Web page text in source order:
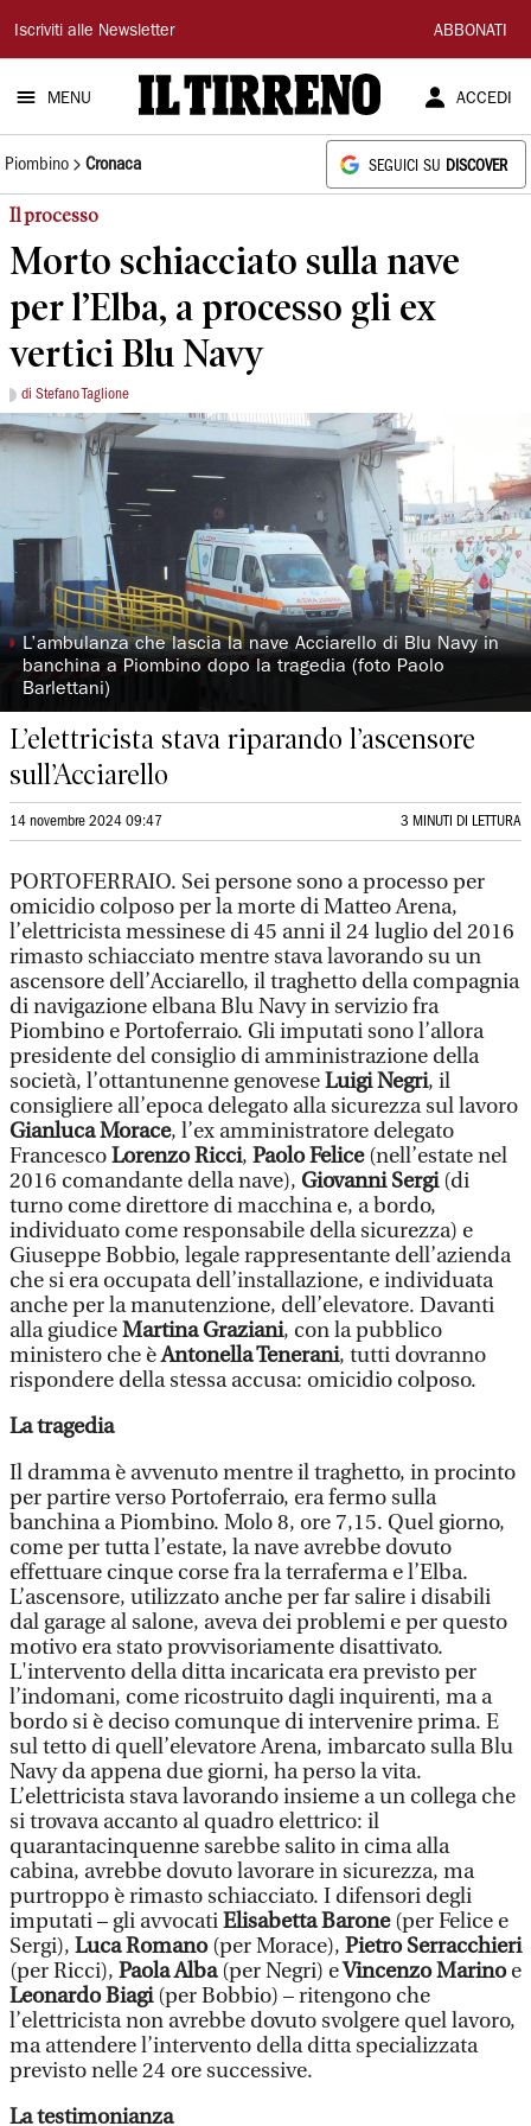
Il
Tirreno
Iscriviti alle Newsletter ABBONATI
MENU ACCEDI
Piombino Cronaca SEGUICI SU DISCOVER
Il processo
Morto schiacciato sulla nave
per l’Elba, a processo gli ex
vertici Blu Navy
di Stefano Taglione
◗ L’ambulanza che lascia la nave Acciarello di Blu Navy in
banchina a Piombino dopo la tragedia (foto Paolo
Barlettani)
L’elettricista stava riparando l’ascensore
sull’Acciarello
14 novembre 2024 09:47 3 MINUTI DI LETTURA
PORTOFERRAIO. Sei persone sono a processo per
omicidio colposo per la morte di Matteo Arena,
l’elettricista messinese di 45 anni il 24 luglio del 2016
rimasto schiacciato mentre stava lavorando su un
ascensore dell’Acciarello, il traghetto della compagnia
di navigazione elbana Blu Navy in servizio fra
Piombino e Portoferraio. Gli imputati sono l’allora
presidente del consiglio di amministrazione della
società, l’ottantunenne genoveseLuigi Negri, il
consigliere all’epoca delegato alla sicurezza sul lavoro
Gianluca Morace, l’ex amministratore delegato
FrancescoLorenzo Ricci, Paolo Felice(nell’estate nel
2016 comandante della nave), Giovanni Sergi(di
turno come direttore di macchina e, a bordo,
individuato come responsabile della sicurezza) e
Giuseppe Bobbio, legale rappresentante dell’azienda
che si era occupata dell’installazione, e individuata
anche per la manutenzione, dell’elevatore. Davanti
alla giudiceMartina Graziani, con la pubblico
ministero che èAntonella Tenerani, tutti dovranno
rispondere della stessa accusa: omicidio colposo.
La tragedia
Il dramma è avvenuto mentre il traghetto, in procinto
per partire verso Portoferraio, era fermo sulla
banchina a Piombino. Molo 8, ore 7,15. Quel giorno,
come per tutta l’estate, la nave avrebbe dovuto
effettuare cinque corse fra la terraferma e l’Elba.
L’ascensore, utilizzato anche per far salire i disabili
dal garage al salone, aveva dei problemi e per questo
motivo era stato provvisoriamente disattivato.
L'intervento della ditta incaricata era previsto per
l’indomani, come ricostruito dagli inquirenti, ma a
bordo si è deciso comunque di intervenire prima. E
sul tetto di quell’elevatore Arena, imbarcato sulla Blu
Navy da appena due giorni, ha perso la vita.
L’elettricista stava lavorando insieme a un collega che
si trovava accanto al quadro elettrico: il
quarantacinquenne sarebbe salito in cima alla
cabina, avrebbe dovuto lavorare in sicurezza, ma
purtroppo è rimasto schiacciato. I difensori degli
imputati – gli avvocatiElisabetta Barone(per Felice e
Sergi), Luca Romano(per Morace), Pietro Serracchieri
(per Ricci), Paola Alba(per Negri) eVincenzo Marinoe
Leonardo Biagi(per Bobbio) – ritengono che
l’elettricista non avrebbe dovuto svolgere quel lavoro,
ma attendere l’intervento della ditta specializzata
previsto nelle 24 ore successive.
La testimonianza